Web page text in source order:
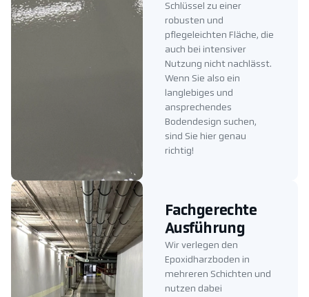
Schlüssel zu einer
robusten und
pflegeleichten Fläche, die
auch bei intensiver
Nutzung nicht nachlässt.
Wenn Sie also ein
langlebiges und
ansprechendes
Bodendesign suchen,
sind Sie hier genau
richtig!
Fachgerechte
Ausführung
Wir verlegen den
Epoxidharzboden in
mehreren Schichten und
nutzen dabei